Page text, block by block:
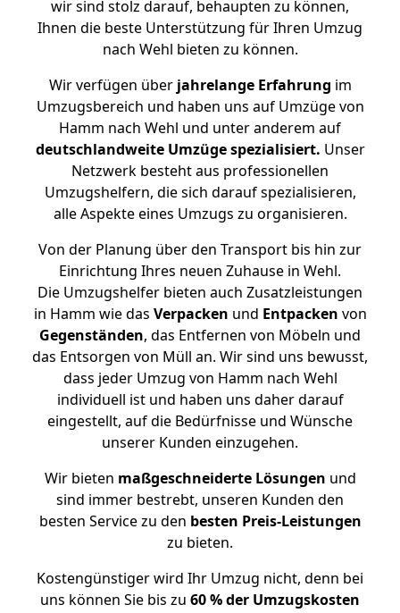
wir sind stolz darauf, behaupten zu können,
Ihnen die beste Unterstützung für Ihren Umzug
nach Wehl bieten zu können.
Wir verfügen überjahrelange Erfahrung im
Umzugsbereich und haben uns auf Umzüge von
Hamm nach Wehl und unter anderem auf
deutschlandweite Umzüge spezialisiert. Unser
Netzwerk besteht aus professionellen
Umzugshelfern, die sich darauf spezialisieren,
alle Aspekte eines Umzugs zu organisieren.
Von der Planung über den Transport bis hin zur
Einrichtung Ihres neuen Zuhause in Wehl.
Die Umzugshelfer bieten auch Zusatzleistungen
in Hamm wie das Verpacken und Entpacken von
Gegenständen, das Entfernen von Möbeln und
das Entsorgen von Müll an. Wir sind uns bewusst,
dass jeder Umzug von Hamm nach Wehl
individuell ist und haben uns daher darauf
eingestellt, auf die Bedürfnisse und Wünsche
unserer Kunden einzugehen.
Wir bieten maßgeschneiderte Lösungen und
sind immer bestrebt, unseren Kunden den
besten Service zu den besten Preis-Leistungen
zu bieten.
Kostengünstiger wird Ihr Umzug nicht, denn bei
uns können Sie bis zu 60 % der Umzugskosten